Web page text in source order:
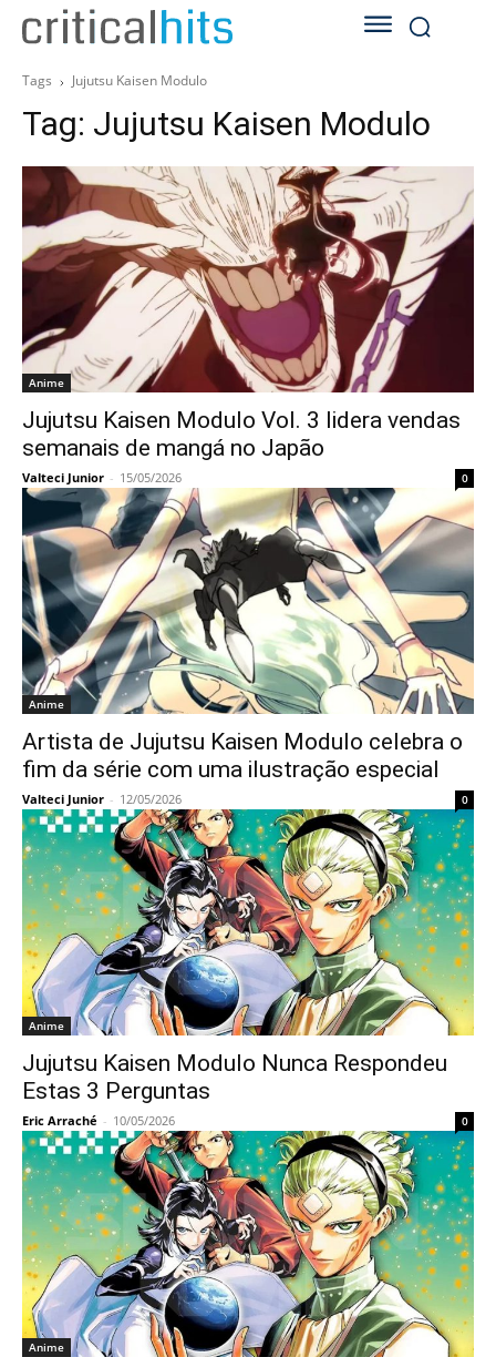
Tags Jujutsu Kaisen Modulo
Tag: Jujutsu Kaisen Modulo
Anime
Jujutsu Kaisen Modulo Vol. 3 lidera vendas
semanais de mangá no Japão
Valteci Junior - 15/05/2026 0
Anime
Artista de Jujutsu Kaisen Modulo celebra o
fim da série com uma ilustração especial
Valteci Junior - 12/05/2026 0
Anime
Jujutsu Kaisen Modulo Nunca Respondeu
Estas 3 Perguntas
Eric Arraché - 10/05/2026 0
Anime